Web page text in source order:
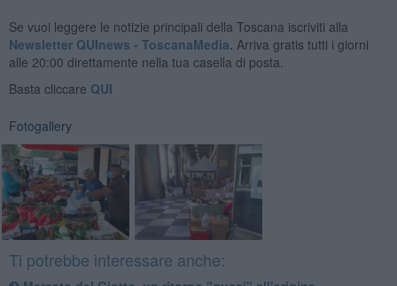
Se vuoi leggere le notizie principali della Toscana iscriviti alla
Newsletter QUInews - ToscanaMedia. Arriva gratis tutti i giorni
alle 20:00 direttamente nella tua casella di posta.
Basta cliccare QUI
Fotogallery
Ti potrebbe interessare anche: